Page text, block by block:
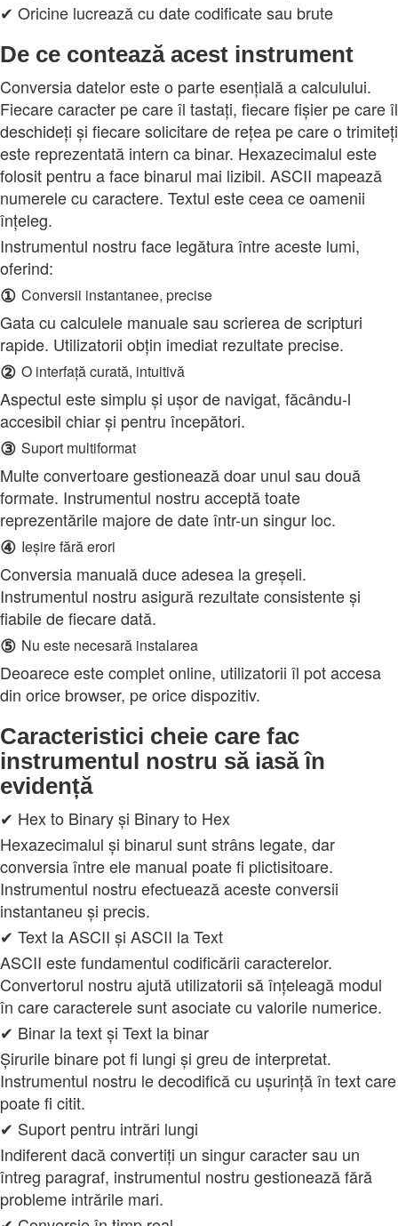
✔ Oricine lucrează cu date codificate sau brute
De ce contează acest instrument
Conversia datelor este o parte esențială a calculului.
Fiecare caracter pe care îl tastați, fiecare fișier pe care îl
deschideți și fiecare solicitare de rețea pe care o trimiteți
este reprezentată intern ca binar. Hexazecimalul este
folosit pentru a face binarul mai lizibil. ASCII mapează
numerele cu caractere. Textul este ceea ce oamenii
înțeleg.
Instrumentul nostru face legătura între aceste lumi,
oferind:
① Conversii instantanee, precise
Gata cu calculele manuale sau scrierea de scripturi
rapide. Utilizatorii obțin imediat rezultate precise.
② O interfață curată, intuitivă
Aspectul este simplu și ușor de navigat, făcându-l
accesibil chiar și pentru începători.
③ Suport multiformat
Multe convertoare gestionează doar unul sau două
formate. Instrumentul nostru acceptă toate
reprezentările majore de date într-un singur loc.
④ Ieșire fără erori
Conversia manuală duce adesea la greșeli.
Instrumentul nostru asigură rezultate consistente și
fiabile de fiecare dată.
⑤ Nu este necesară instalarea
Deoarece este complet online, utilizatorii îl pot accesa
din orice browser, pe orice dispozitiv.
Caracteristici cheie care fac
instrumentul nostru să iasă în
evidență
✔ Hex to Binary și Binary to Hex
Hexazecimalul și binarul sunt strâns legate, dar
conversia între ele manual poate fi plictisitoare.
Instrumentul nostru efectuează aceste conversii
instantaneu și precis.
✔ Text la ASCII și ASCII la Text
ASCII este fundamentul codificării caracterelor.
Convertorul nostru ajută utilizatorii să înțeleagă modul
în care caracterele sunt asociate cu valorile numerice.
✔ Binar la text și Text la binar
Șirurile binare pot fi lungi și greu de interpretat.
Instrumentul nostru le decodifică cu ușurință în text care
poate fi citit.
✔ Suport pentru intrări lungi
Indiferent dacă convertiți un singur caracter sau un
întreg paragraf, instrumentul nostru gestionează fără
probleme intrările mari.